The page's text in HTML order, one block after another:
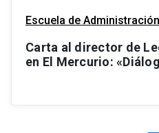
Escuela de Administración
Carta al director de
en El Mercurio: